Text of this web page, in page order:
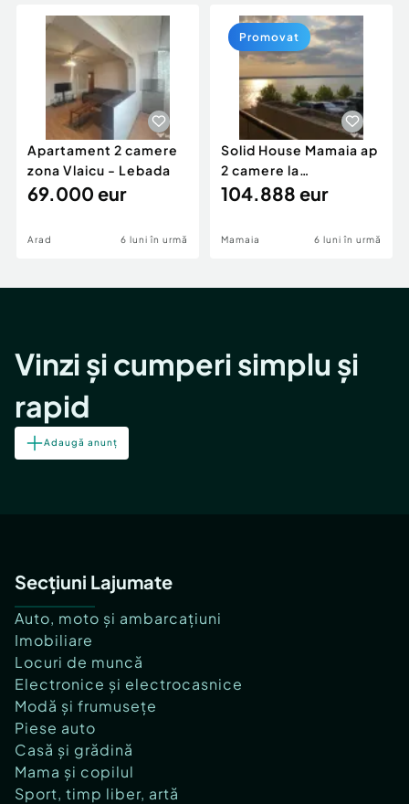
Servicii
Animale de companie
Afaceri și echipamente profesionale
Inchiriere Bunuri si Vehicule
Utilaje agricole si industriale
Piese auto si accesorii
Dacia Duster
Apartament 2 camere
zona Vlaicu - Lebada
69.000 eur
Arad 6 luni în urmă
Solid House Mamaia ap
2 camere la
cheie,langa Mega
104.888 eur
Mamaia 6 luni în urmă
Promovat
Vinzi și cumperi simplu și
rapid
Adaugă anunț
Secțiuni Lajumate
Auto, moto și ambarcațiuni
Imobiliare
Locuri de muncă
Electronice și electrocasnice
Modă și frumusețe
Piese auto
Casă și grădină
Mama și copilul
Sport, timp liber, artă